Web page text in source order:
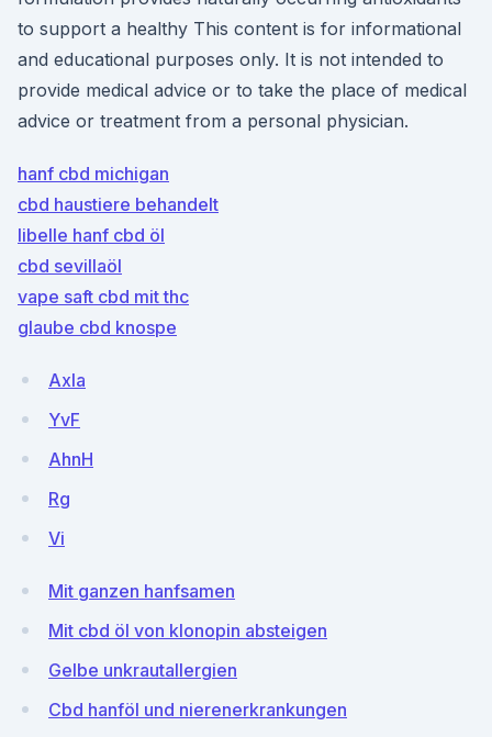
to support a healthy This content is for informational
and educational purposes only. It is not intended to
provide medical advice or to take the place of medical
advice or treatment from a personal physician.
hanf cbd michigan
cbd haustiere behandelt
libelle hanf cbd öl
cbd sevillaöl
vape saft cbd mit thc
glaube cbd knospe
Axla
YvF
AhnH
Rg
Vi
Mit ganzen hanfsamen
Mit cbd öl von klonopin absteigen
Gelbe unkrautallergien
Cbd hanföl und nierenerkrankungen